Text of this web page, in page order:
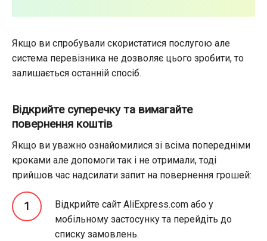
Якщо ви спробували скористатися послугою але
система перевізника не дозволяє цього зробити, то
залишається останній спосіб.
Відкрийте суперечку та вимагайте
повернення коштів
Якщо ви уважно ознайомилися зі всіма попередніми
кроками але допомоги так і не отримали, тоді
прийшов час надсилати запит на повернення грошей:
Відкрийте сайт AliExpress.com або у
мобільному застосунку та перейдіть до
списку замовлень.